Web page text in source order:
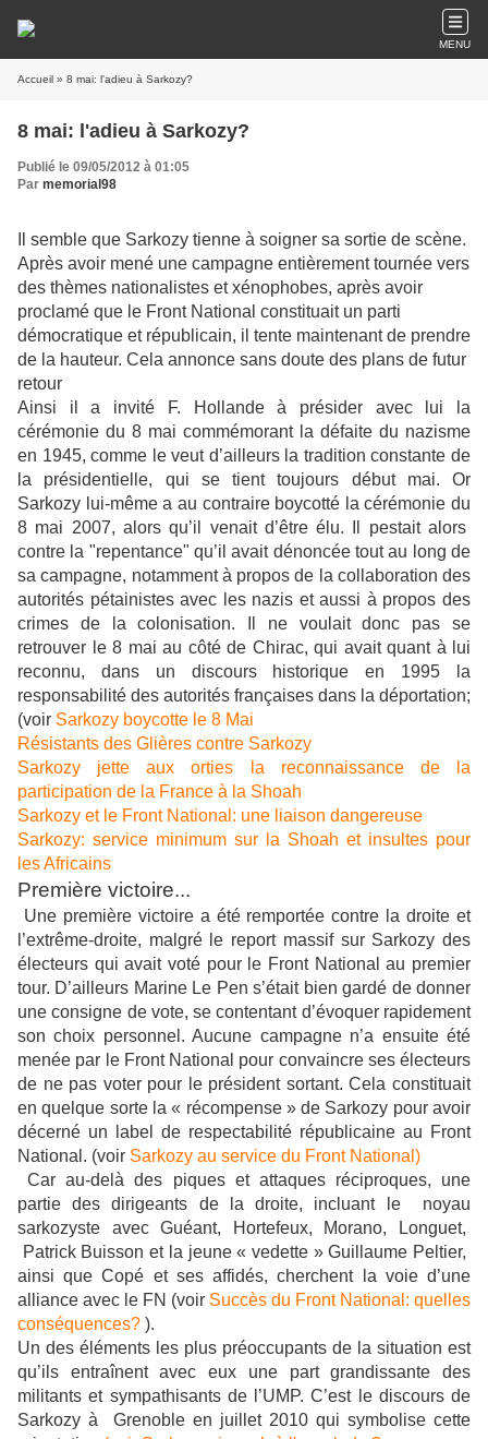
MENU
Accueil » 8 mai: l'adieu à Sarkozy?
8 mai: l'adieu à Sarkozy?
Publié le 09/05/2012 à 01:05
Par memorial98
Il semble que Sarkozy tienne à soigner sa sortie de scène.
Après avoir mené une campagne entièrement tournée vers
des thèmes nationalistes et xénophobes, après avoir
proclamé que le Front National constituait un parti
démocratique et républicain, il tente maintenant de prendre
de la hauteur. Cela annonce sans doute des plans de futur
retour
Ainsi il a invité F. Hollande à présider avec lui la
cérémonie du 8 mai commémorant la défaite du nazisme
en 1945, comme le veut d’ailleurs la tradition constante de
la présidentielle, qui se tient toujours début mai. Or
Sarkozy lui-même a au contraire boycotté la cérémonie du
8 mai 2007, alors qu’il venait d’être élu. Il pestait alors
contre la "repentance" qu’il avait dénoncée tout au long de
sa campagne, notamment à propos de la collaboration des
autorités pétainistes avec les nazis et aussi à propos des
crimes de la colonisation. Il ne voulait donc pas se
retrouver le 8 mai au côté de Chirac, qui avait quant à lui
reconnu, dans un discours historique en 1995 la
responsabilité des autorités françaises dans la déportation;
(voir Sarkozy boycotte le 8 Mai
Résistants des Glières contre Sarkozy
Sarkozy jette aux orties la reconnaissance de la
participation de la France à la Shoah
Sarkozy et le Front National: une liaison dangereuse
Sarkozy: service minimum sur la Shoah et insultes pour
les Africains
Première victoire...
Une première victoire a été remportée contre la droite et
l’extrême-droite, malgré le report massif sur Sarkozy des
électeurs qui avait voté pour le Front National au premier
tour. D’ailleurs Marine Le Pen s’était bien gardé de donner
une consigne de vote, se contentant d’évoquer rapidement
son choix personnel. Aucune campagne n’a ensuite été
menée par le Front National pour convaincre ses électeurs
de ne pas voter pour le président sortant. Cela constituait
en quelque sorte la « récompense » de Sarkozy pour avoir
décerné un label de respectabilité républicaine au Front
National. (voir Sarkozy au service du Front National)
Car au-delà des piques et attaques réciproques, une
partie des dirigeants de la droite, incluant le noyau
sarkozyste avec Guéant, Hortefeux, Morano, Longuet,
Patrick Buisson et la jeune « vedette » Guillaume Peltier,
ainsi que Copé et ses affidés, cherchent la voie d’une
alliance avec le FN (voir Succès du Front National: quelles
conséquences? ).
Un des éléments les plus préoccupants de la situation est
qu’ils entraînent avec eux une part grandissante des
militants et sympathisants de l’UMP. C’est le discours de
Sarkozy à Grenoble en juillet 2010 qui symbolise cette